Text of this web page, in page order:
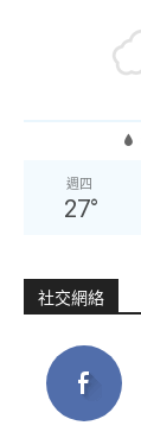
週四
27°
社交網絡